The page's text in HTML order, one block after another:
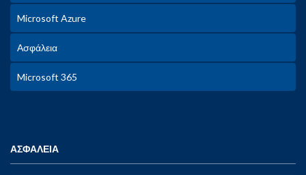
Microsoft Azure
Ασφάλεια
Microsoft 365
ΑΣΦΑΛΕΙΑ